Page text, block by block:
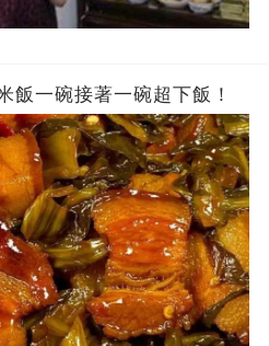
飯一碗接著一碗超下飯！